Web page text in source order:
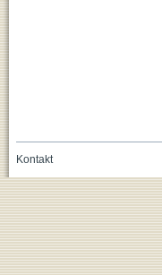
Kontakt